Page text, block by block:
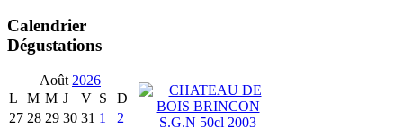
Calendrier
Dégustations
Août 2026
L
M M J V S
D
27 28 29 30 31 1
2